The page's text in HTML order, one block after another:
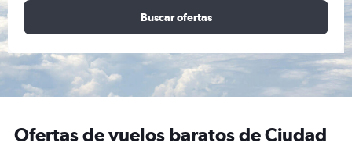
Buscar ofertas
Ofertas de vuelos baratos de Ciudad